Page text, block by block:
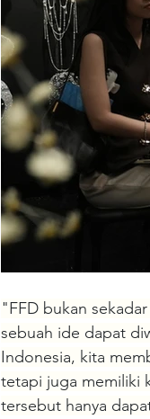
"FFD bukan
sebuah ide dapat
Indonesia, kita
tetapi juga memiliki
tersebut hanya